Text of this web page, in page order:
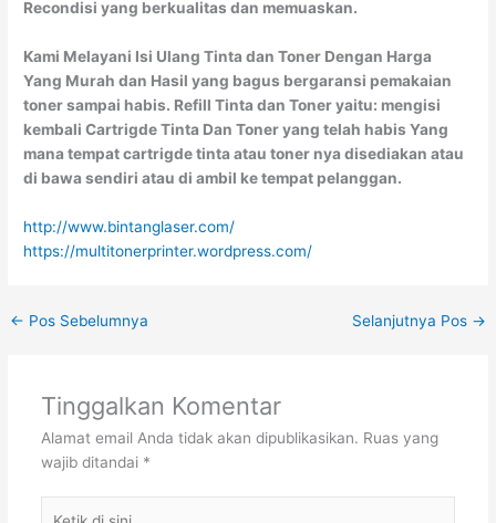
Recondisi yang berkualitas dan memuaskan.
Kami Melayani Isi Ulang Tinta dan Toner Dengan Harga
Yang Murah dan Hasil yang bagus bergaransi pemakaian
toner sampai habis. Refill Tinta dan Toner yaitu: mengisi
kembali Cartrigde Tinta Dan Toner yang telah habis Yang
mana tempat cartrigde tinta atau toner nya disediakan atau
di bawa sendiri atau di ambil ke tempat pelanggan.
http://www.bintanglaser.com/
https://multitonerprinter.wordpress.com/
← Pos Sebelumnya Selanjutnya Pos →
Tinggalkan Komentar
Alamat email Anda tidak akan dipublikasikan. Ruas yang
wajib ditandai *